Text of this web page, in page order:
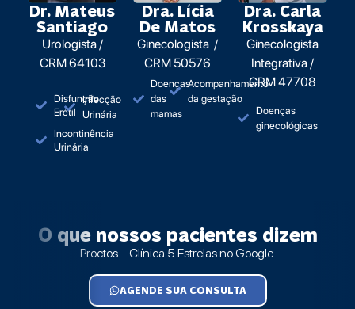
Dr. Mateus
Santiago
Urologista /
CRM 64103
Disfunção
Erétil
Incontinência
Urinária
Infecção
Urinária
Dra. Lícia
De Matos
Ginecologista /
CRM 50576
Doenças
das
mamas
Acompanhamento
da gestação
Dra. Carla
Krosskaya
Ginecologista
Integrativa /
CRM 47708
Doenças
ginecológicas
O que nossos pacientes dizem
Proctos – Clínica 5 Estrelas no Google.
AGENDE SUA CONSULTA